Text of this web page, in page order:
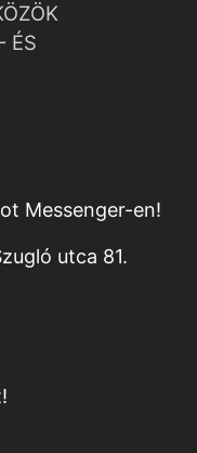
ÉS
Messenger-en!
utca 81.